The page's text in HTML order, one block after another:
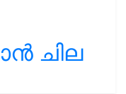
ചില